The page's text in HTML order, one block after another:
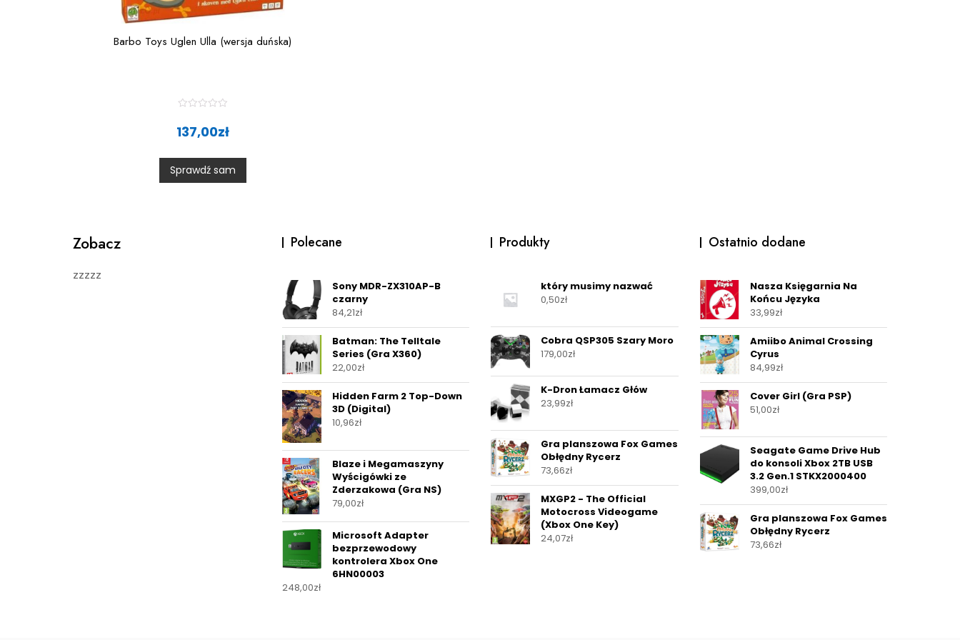
Barbo Toys Uglen Ulla (wersja duńska)
0
o
u
t
137,00zł
Sprawdź sam
Zobacz
zzzzz
Polecane
Sony MDR-ZX310AP-B
czarny
84,21zł
Batman: The Telltale
Series (Gra X360)
22,00zł
Hidden Farm 2 Top-Down
3D (Digital)
10,96zł
Blaze i Megamaszyny
Wyścigówki ze
Zderzakowa (Gra NS)
79,00zł
Microsoft Adapter
bezprzewodowy
kontrolera Xbox One
6HN00003
248,00zł
Produkty
który musimy nazwać
0,50zł
Cobra QSP305 Szary Moro
179,00zł
K-Dron Łamacz Głów
23,99zł
Gra planszowa Fox Games
Obłędny Rycerz
73,66zł
MXGP2 - The Official
Motocross Videogame
(Xbox One Key)
24,07zł
Ostatnio dodane
Nasza Księgarnia Na
Końcu Języka
33,99zł
Amiibo Animal Crossing
Cyrus
84,99zł
Cover Girl (Gra PSP)
51,00zł
Seagate Game Drive Hub
do konsoli Xbox 2TB USB
3.2 Gen.1 STKX2000400
399,00zł
Gra planszowa Fox Games
Obłędny Rycerz
73,66zł